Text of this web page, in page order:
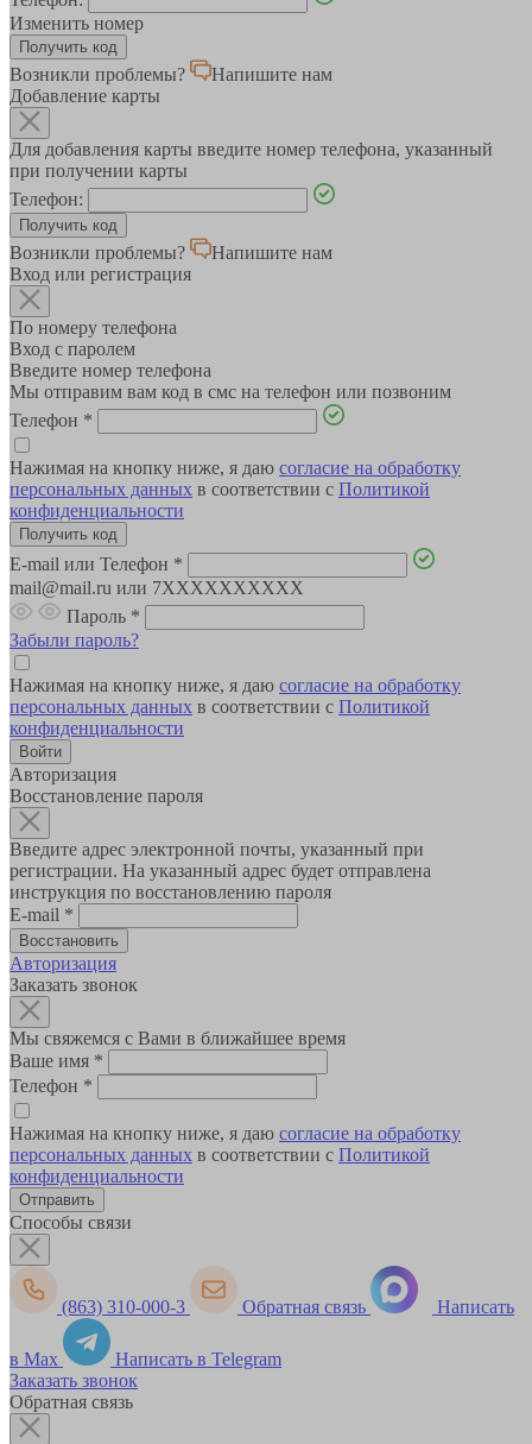
Изменить номер
Возникли проблемы?
Напишите нам
Добавление карты
Для добавления карты введите номер телефона, указанный
при получении карты
Телефон:
Возникли проблемы?
Напишите нам
Вход или регистрация
По номеру телефона
Вход с паролем
Введите номер телефона
Мы отправим вам код в смс на телефон или позвоним
Телефон *
Нажимая на кнопку ниже, я даю согласие на обработку
персональных данных в соответствии с Политикой
конфиденциальности
E-mail или Телефон *
mail@mail.ru или 7XXXXXXXXXX
Пароль *
Забыли пароль?
Нажимая на кнопку ниже, я даю согласие на обработку
персональных данных в соответствии с Политикой
конфиденциальности
Авторизация
Восстановление пароля
Введите адрес электронной почты, указанный при
регистрации. На указанный адрес будет отправлена
инструкция по восстановлению пароля
E-mail *
Авторизация
Заказать звонок
Мы свяжемся с Вами в ближайшее время
Ваше имя *
Телефон *
Нажимая на кнопку ниже, я даю согласие на обработку
персональных данных в соответствии с Политикой
конфиденциальности
Способы связи
(863) 310-000-3 Обратная связь Написать
в Max
Написать в Telegram
Заказать звонок
Обратная связь